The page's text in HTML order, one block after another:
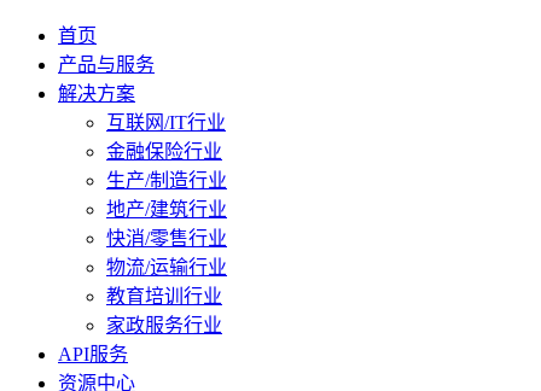
首页
产品与服务
解决方案
互联网/IT行业
金融保险行业
生产/制造行业
地产/建筑行业
快消/零售行业
物流/运输行业
教育培训行业
家政服务行业
API服务
资源中心